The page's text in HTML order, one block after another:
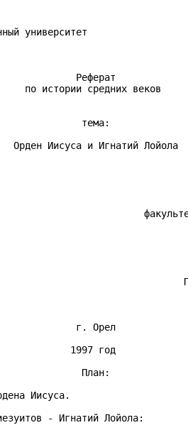
университет
Реферат
по истории средних веков
тема:
Орден Иисуса и Игнатий Лойола
г. Орел
1997 год
План:
Иисуса.
- Игнатий Лойола: